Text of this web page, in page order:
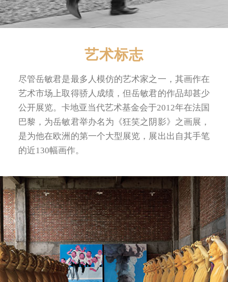
艺术标志
尽管岳敏君是最多人模仿的艺术家之一，其画作在
艺术市场上取得骄人成绩，但岳敏君的作品却甚少
公开展览。卡地亚当代艺术基金会于2012年在法国
巴黎，为岳敏君举办名为《狂笑之阴影》之画展，
是为他在欧洲的第一个大型展览，展出出自其手笔
的近130幅画作。